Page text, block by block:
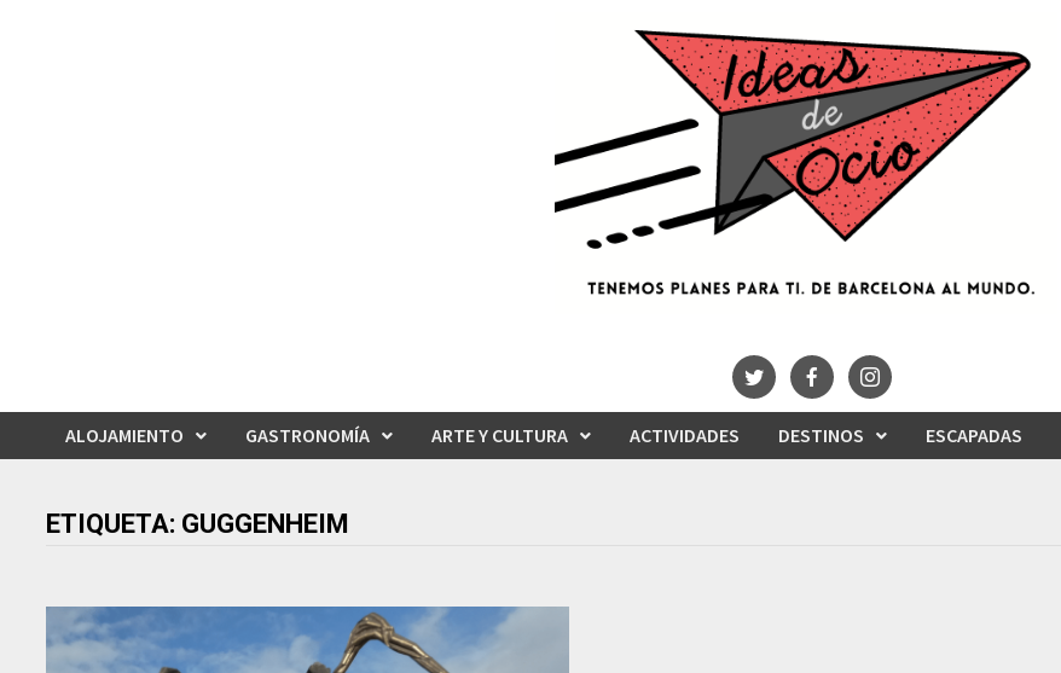
ALOJAMIENTO GASTRONOMÍA ARTE Y CULTURA ACTIVIDADES DESTINOS ESCAPADAS
ETIQUETA: GUGGENHEIM